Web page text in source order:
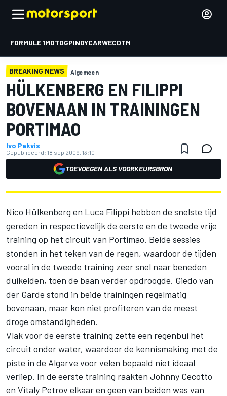
FORMULE 1MOTOGPINDYCARWECDTM
BREAKING NEWS Algemeen
HÜLKENBERG EN FILIPPI
BOVENAAN IN TRAININGEN
PORTIMAO
Ivo Pakvis
Gepubliceerd: 18 sep 2009, 13:10
TOEVOEGEN ALS VOORKEURSBRON
Nico Hülkenberg en Luca Filippi hebben de snelste tijd
gereden in respectievelijk de eerste en de tweede vrije
training op het circuit van Portimao. Beide sessies
stonden in het teken van de regen, waardoor de tijden
vooral in de tweede training zeer snel naar beneden
duikelden, toen de baan verder opdroogde. Giedo van
der Garde stond in beide trainingen regelmatig
bovenaan, maar kon niet profiteren van de meest
droge omstandigheden.
Vlak voor de eerste training zette een regenbui het
circuit onder water, waardoor de kennismaking met de
piste in de Algarve voor velen bepaald niet ideaal
verliep. In de eerste training raakten Johnny Cecotto
en Vitaly Petrov elkaar en geen van beiden was van